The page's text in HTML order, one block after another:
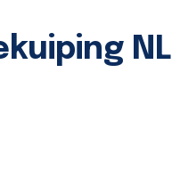
NL